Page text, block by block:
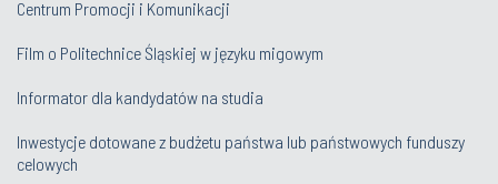
Centrum Promocji i Komunikacji
Film o Politechnice Śląskiej w języku migowym
Informator dla kandydatów na studia
Inwestycje dotowane z budżetu państwa lub państwowych funduszy
celowych